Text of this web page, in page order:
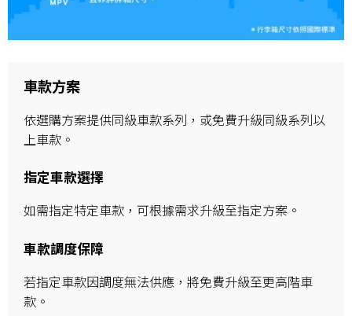
車款方案
依選購方案提供同級車款系列，或免費升級同級系列以
上車款。
指定車款選擇
如需指定特定車款，可根據需求升級至指定方案。
車款調度保障
若指定車款因調度無法供應，將免費升級至更高階車
款。